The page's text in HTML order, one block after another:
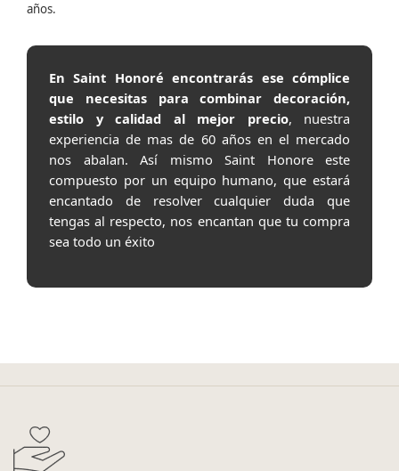
años.
En Saint Honoré encontrarás ese cómplice
que necesitas para combinar decoración,
estilo y calidad al mejor precio, nuestra
experiencia de mas de 60 años en el mercado
nos abalan. Así mismo Saint Honore este
compuesto por un equipo humano, que estará
encantado de resolver cualquier duda que
tengas al respecto, nos encantan que tu compra
sea todo un éxito